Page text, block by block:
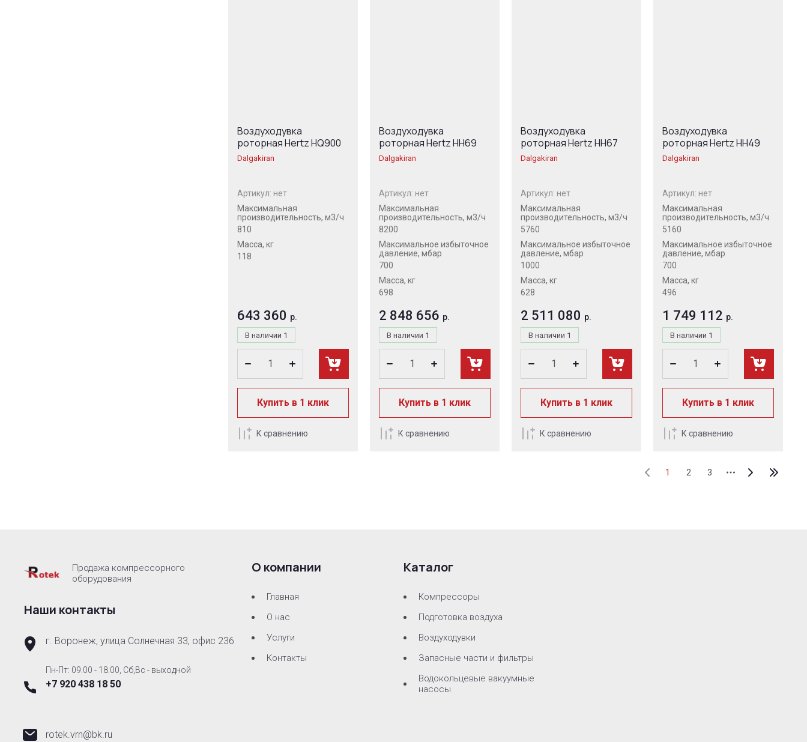
Воздуходувка
роторная Hertz HQ900
Dalgakiran
Артикул: нет
Максимальная
производительность, м3/ч
810
Масса, кг
118
В наличии 1
643 360 р.
Купить в 1 клик
К сравнению
Воздуходувка
роторная Hertz HH69
Dalgakiran
Артикул: нет
Максимальная
производительность, м3/ч
8200
Максимальное избыточное
давление, мбар
700
Масса, кг
698
В наличии 1
2 848 656 р.
Купить в 1 клик
К сравнению
Воздуходувка
роторная Hertz HH67
Dalgakiran
Артикул: нет
Максимальная
производительность, м3/ч
5760
Максимальное избыточное
давление, мбар
1000
Масса, кг
628
В наличии 1
2 511 080 р.
Купить в 1 клик
К сравнению
Воздуходувка
роторная Hertz HH49
Dalgakiran
Артикул: нет
Максимальная
производительность, м3/ч
5160
Максимальное избыточное
давление, мбар
700
Масса, кг
496
В наличии 1
1 749 112 р.
Купить в 1 клик
К сравнению
1 2 3
Продажа компрессорного
оборудования
Наши контакты
г. Воронеж, улица Солнечная 33, офис 236
Пн-Пт: 09.00 - 18.00, Сб,Вс - выходной
+7 920 438 18 50
rotek.vrn@bk.ru
О компании
Главная
О нас
Услуги
Контакты
Каталог
Компрессоры
Подготовка воздуха
Воздуходувки
Запасные части и фильтры
Водокольцевые вакуумные
насосы